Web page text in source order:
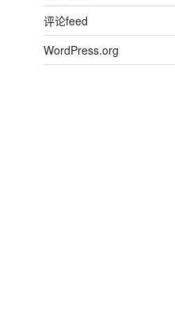
评论feed
WordPress.org